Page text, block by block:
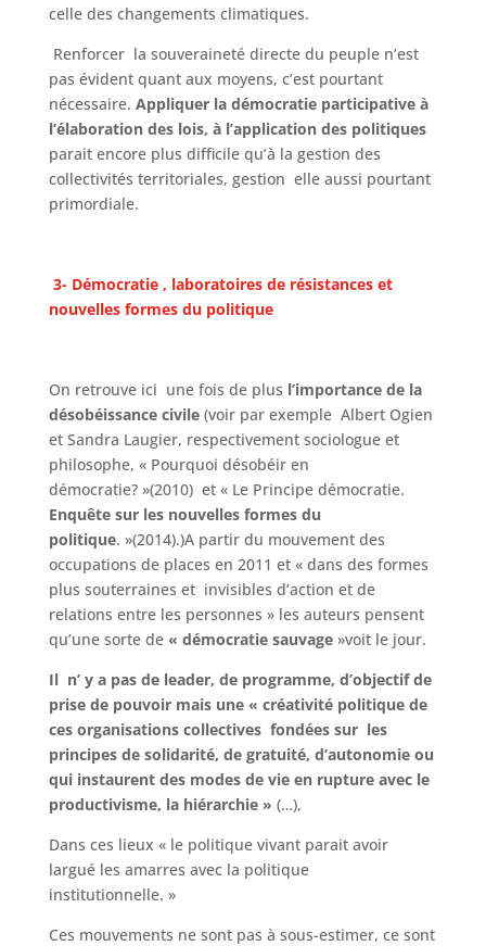
celle des changements climatiques.
Renforcer la souveraineté directe du peuple n’est
pas évident quant aux moyens, c’est pourtant
nécessaire. Appliquer la démocratie participative à
l’élaboration des lois, à l’application des politiques
parait encore plus difficile qu’à la gestion des
collectivités territoriales, gestion elle aussi pourtant
primordiale.
3- Démocratie , laboratoires de résistances et
nouvelles formes du politique
On retrouve ici une fois de plus l’importance de la
désobéissance civile (voir par exemple Albert Ogien
et Sandra Laugier, respectivement sociologue et
philosophe, « Pourquoi désobéir en
démocratie? »(2010) et « Le Principe démocratie.
Enquête sur les nouvelles formes du
politique. »(2014).)A partir du mouvement des
occupations de places en 2011 et « dans des formes
plus souterraines et invisibles d’action et de
relations entre les personnes » les auteurs pensent
qu’une sorte de « démocratie sauvage »voit le jour.
Il n’ y a pas de leader, de programme, d’objectif de
prise de pouvoir mais une « créativité politique de
ces organisations collectives fondées sur les
principes de solidarité, de gratuité, d’autonomie ou
qui instaurent des modes de vie en rupture avec le
productivisme, la hiérarchie » (…),
Dans ces lieux « le politique vivant parait avoir
largué les amarres avec la politique
institutionnelle. »
Ces mouvements ne sont pas à sous-estimer, ce sont